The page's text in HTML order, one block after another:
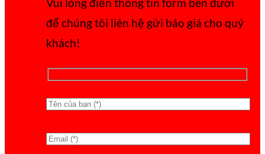
để chúng tôi liên hệ gửi báo giá cho quý
khách!